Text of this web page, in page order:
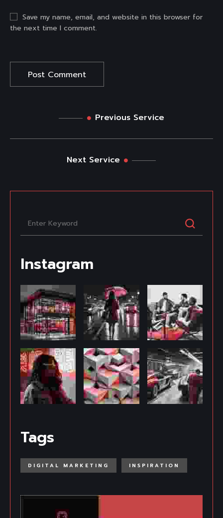
Save my name, email, and website in this browser for
the next time I comment.
Previous Service
Next Service
Instagram
Tags
DIGITAL MARKETING INSPIRATION